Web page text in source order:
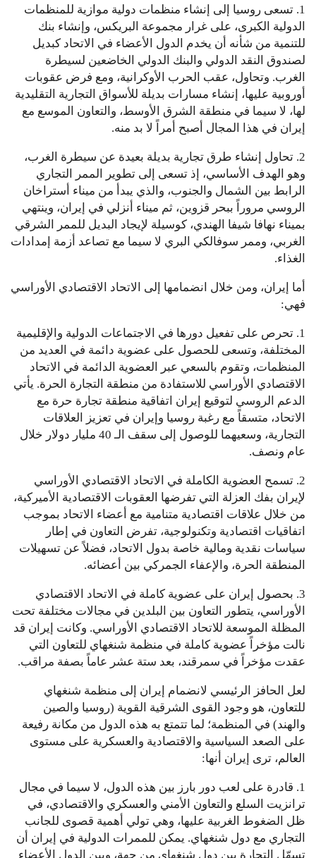
1. تسعى روسيا إلى إنشاء منظمات دولية موازية للمنظمات
الدولية الكبرى، على غرار مجموعة البريكس، وإنشاء بنك
للتنمية من شأنه أن يخدم الدول الأعضاء في الاتحاد كبديل
لصندوق النقد الدولي والبنك الدولي الخاضعين لسيطرة
الغرب. وتحاول، عقب الحرب الأوكرانية، ومع فرض عقوبات
أوروبية عليها، إنشاء مسارات بديلة للأسواق التجارية التقليدية
لها، لا سيما في منطقة الشرق الأوسط، والتعاون الموسع مع
إيران في هذا المجال أصبح أمراً لا بد منه.
2. تحاول إنشاء طرق تجارية بديلة بعيدة عن سيطرة الغرب،
وهو الهدف الأساسي، إذ تسعى إلى تطوير الممر التجاري
الرابط بين الشمال والجنوب، والذي يبدأ من ميناء أستراخان
الروسي مروراً ببحر قزوين، ثم ميناء أنزلي في إيران، وينتهي
بميناء نهافا شيفا الهندي، كوسيلة لإيجاد البديل للممر الشرقي
الغربي، وممر سوفالكي البري لا سيما مع تصاعد أزمة إمدادات
الغذاء.
أما إيران، ومن خلال انضمامها إلى الاتحاد الاقتصادي الأوراسي
فهي:
1. تحرص على تفعيل دورها في الاجتماعات الدولية والإقليمية
المختلفة، وتسعى للحصول على عضوية دائمة في العديد من
المنظمات، وتقوم بالسعي عبر العضوية الدائمة في الاتحاد
الاقتصادي الأوراسي للاستفادة من منطقة التجارة الحرة. يأتي
الدعم الروسي لتوقيع إيران اتفاقية منطقة تجارة حرة مع
الاتحاد، متسقاً مع رغبة روسيا وإيران في تعزيز العلاقات
التجارية، وسعيهما للوصول إلى سقف الـ 40 مليار دولار خلال
عام ونصف.
2. تسمح العضوية الكاملة في الاتحاد الاقتصادي الأوراسي
لإيران بفك العزلة التي تفرضها العقوبات الاقتصادية الأميركية،
من خلال علاقات اقتصادية متنامية مع أعضاء الاتحاد بموجب
اتفاقيات اقتصادية وتكنولوجية، تفرض التعاون في إطار
سياسات نقدية ومالية خاصة بدول الاتحاد، فضلاً عن تسهيلات
المنطقة الحرة، والإعفاء الجمركي بين أعضائه.
3. بحصول إيران على عضوية كاملة في الاتحاد الاقتصادي
الأوراسي، يتطور التعاون بين البلدين في مجالات مختلفة تحت
المظلة الموسعة للاتحاد الاقتصادي الأوراسي. وكانت إيران قد
نالت مؤخراً عضوية كاملة في منظمة شنغهاي للتعاون التي
عقدت مؤخراً في سمرقند، بعد ستة عشر عاماً بصفة مراقب.
لعل الحافز الرئيسي لانضمام إيران إلى منظمة شنغهاي
للتعاون، هو وجود القوى الشرقية القوية (روسيا والصين
والهند) في المنظمة؛ لما تتمتع به هذه الدول من مكانة رفيعة
على الصعد السياسية والاقتصادية والعسكرية على مستوى
العالم، ترى إيران أنها:
1. قادرة على لعب دور بارز بين هذه الدول، لا سيما في مجال
ترانزيت السلع والتعاون الأمني والعسكري والاقتصادي، في
ظل الضغوط الغربية عليها، وهي تولي أهمية قصوى للجانب
التجاري مع دول شنغهاي. يمكن للممرات الدولية في إيران أن
تسهّل التجارة بين دول شنغهاي من جهة، وبين الدول الأعضاء